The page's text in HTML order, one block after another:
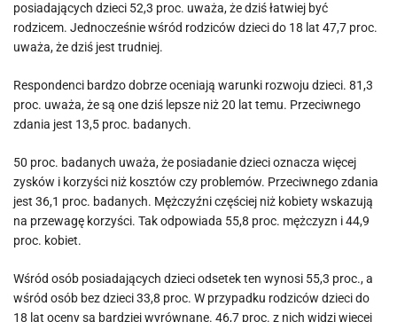
posiadających dzieci 52,3 proc. uważa, że dziś łatwiej być
rodzicem. Jednocześnie wśród rodziców dzieci do 18 lat 47,7 proc.
uważa, że dziś jest trudniej.
Respondenci bardzo dobrze oceniają warunki rozwoju dzieci. 81,3
proc. uważa, że są one dziś lepsze niż 20 lat temu. Przeciwnego
zdania jest 13,5 proc. badanych.
50 proc. badanych uważa, że posiadanie dzieci oznacza więcej
zysków i korzyści niż kosztów czy problemów. Przeciwnego zdania
jest 36,1 proc. badanych. Mężczyźni częściej niż kobiety wskazują
na przewagę korzyści. Tak odpowiada 55,8 proc. mężczyzn i 44,9
proc. kobiet.
Wśród osób posiadających dzieci odsetek ten wynosi 55,3 proc., a
wśród osób bez dzieci 33,8 proc. W przypadku rodziców dzieci do
18 lat oceny są bardziej wyrównane. 46,7 proc. z nich widzi więcej